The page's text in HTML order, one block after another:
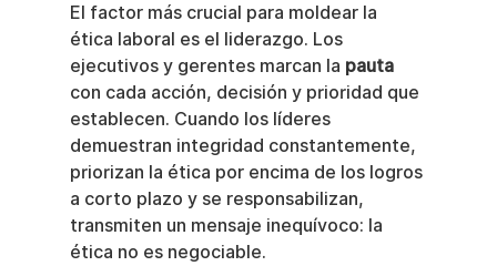
El factor más crucial para moldear la
ética laboral es el liderazgo. Los
ejecutivos y gerentes marcan la pauta
con cada acción, decisión y prioridad que
establecen. Cuando los líderes
demuestran integridad constantemente,
priorizan la ética por encima de los logros
a corto plazo y se responsabilizan,
transmiten un mensaje inequívoco: la
ética no es negociable.